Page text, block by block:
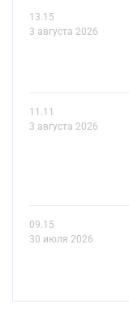
13.15
3 августа 2026
11.11
3 августа 2026
09.15
30 июля 2026